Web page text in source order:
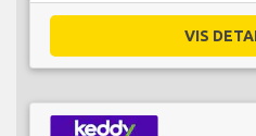
VIS